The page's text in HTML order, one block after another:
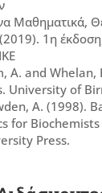
Μαθηματικά,
1η
A. and Whelan,
University of
A. (1998).
for Biochemists
Press.